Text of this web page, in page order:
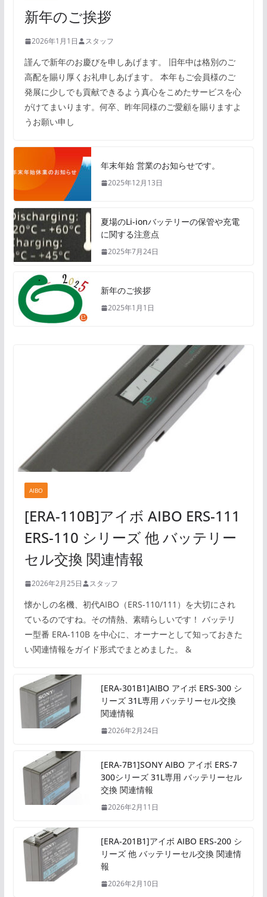
新年のご挨拶
2026年1月1日 スタッフ
謹んで新年のお慶びを申しあげます。 旧年中は格別のご
高配を賜り厚くお礼申しあげます。 本年もご会員様のご
発展に少しでも貢献できるよう真心をこめたサービスを心
がけてまいります。何卒、昨年同様のご愛顧を賜りますよ
うお願い申し
年末年始 営業のお知らせです。
2025年12月13日
夏場のLi-ionバッテリーの保管や充電
に関する注意点
2025年7月24日
新年のご挨拶
2025年1月1日
AIBO
[ERA-110B]アイボ AIBO ERS-111
ERS-110 シリーズ 他 バッテリー
セル交換 関連情報
2026年2月25日 スタッフ
懐かしの名機、初代AIBO（ERS-110/111）を大切にされ
ているのですね。その情熱、素晴らしいです！ バッテリ
ー型番 ERA-110B を中心に、オーナーとして知っておきた
い関連情報をガイド形式でまとめました。 &
[ERA-301B1]AIBO アイボ ERS-300 シ
リーズ 31L専用 バッテリーセル交換
関連情報
2026年2月24日
[ERA-7B1]SONY AIBO アイボ ERS-7
300シリーズ 31L専用 バッテリーセル
交換 関連情報
2026年2月11日
[ERA-201B1]アイボ AIBO ERS-200 シ
リーズ 他 バッテリーセル交換 関連情
報
2026年2月10日